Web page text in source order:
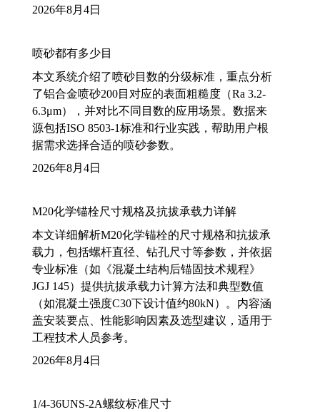
2026年8月4日
喷砂都有多少目
本文系统介绍了喷砂目数的分级标准，重点分析
了铝合金喷砂200目对应的表面粗糙度（Ra 3.2-
6.3μm），并对比不同目数的应用场景。数据来
源包括ISO 8503-1标准和行业实践，帮助用户根
据需求选择合适的喷砂参数。
2026年8月4日
M20化学锚栓尺寸规格及抗拔承载力详解
本文详细解析M20化学锚栓的尺寸规格和抗拔承
载力，包括螺杆直径、钻孔尺寸等参数，并依据
专业标准（如《混凝土结构后锚固技术规程》
JGJ 145）提供抗拔承载力计算方法和典型数值
（如混凝土强度C30下设计值约80kN）。内容涵
盖安装要点、性能影响因素及选型建议，适用于
工程技术人员参考。
2026年8月4日
1/4-36UNS-2A螺纹标准尺寸